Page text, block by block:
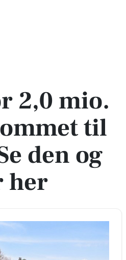
- Se den og de dyreste boliger her
2,0 mio.
til
den og
her